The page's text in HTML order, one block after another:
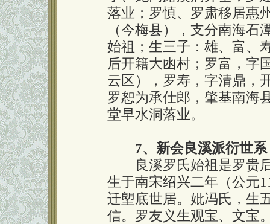
落业；罗慎、罗肃移居惠
（今梅县），支分南海
始祖；生三子：雄、富、
后开籍大凼村；罗富，字
云区），罗寿，字清鼎，
罗恕为承仕郎，肇基南海
堂早水洞落业。
7、新会良溪派衍世系
良溪罗氏始祖是罗贵后
生于南宋绍兴二年（公元
迁塱底世居。妣冯氏，生
信。罗友义生观宝、文宝